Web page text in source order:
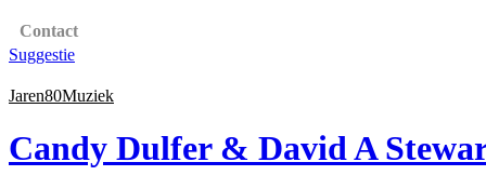
Contact
Suggestie
Jaren80Muziek
Candy Dulfer & David A